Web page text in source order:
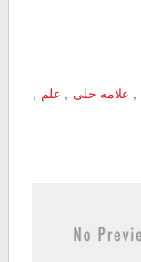
علامه حلی علم